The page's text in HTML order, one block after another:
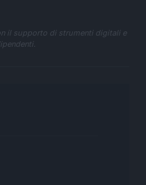
il supporto di strumenti digitali e